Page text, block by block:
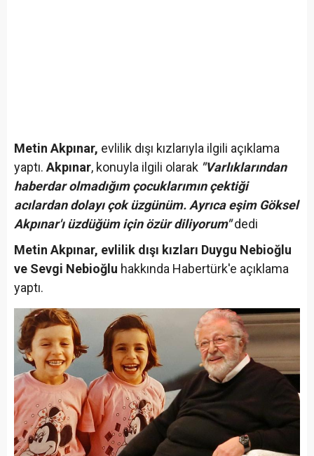
Metin Akpınar, evlilik dışı kızlarıyla ilgili açıklama
yaptı. Akpınar, konuyla ilgili olarak "Varlıklarından
haberdar olmadığım çocuklarımın çektiği
acılardan dolayı çok üzgünüm. Ayrıca eşim Göksel
Akpınar'ı üzdüğüm için özür diliyorum"dedi
Metin Akpınar, evlilik dışı kızları Duygu Nebioğlu
ve Sevgi Nebioğlu hakkında Habertürk'e açıklama
yaptı.